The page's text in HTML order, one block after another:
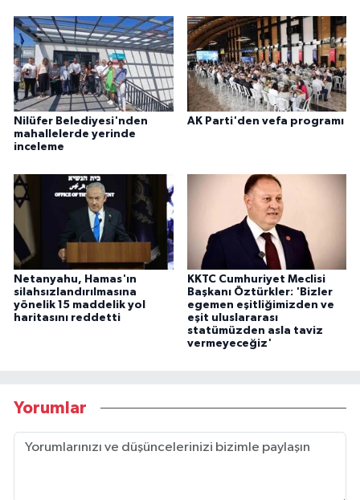
Nilüfer Belediyesi'nden
mahallelerde yerinde
inceleme
AK Parti'den vefa programı
Netanyahu, Hamas'ın
silahsızlandırılmasına
yönelik 15 maddelik yol
haritasını reddetti
KKTC Cumhuriyet Meclisi
Başkanı Öztürkler: 'Bizler
egemen eşitliğimizden ve
eşit uluslararası
statümüzden asla taviz
vermeyeceğiz'
Yorumlar